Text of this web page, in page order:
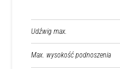
Udźwig max.
Max. wysokość podnoszenia